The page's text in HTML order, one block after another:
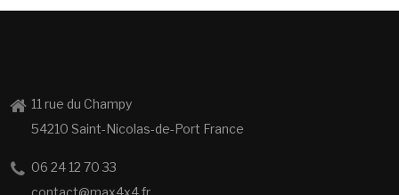
11 rue du Champy
54210 Saint-Nicolas-de-Port France
06 24 12 70 33